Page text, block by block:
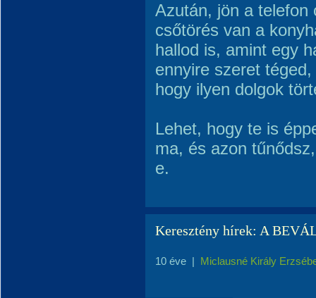
Azután, jön a telefon
csőtörés van a
hallod is, amint egy
ennyire szeret
hogy ilyen dolgok
Lehet, hogy te is
ma, és azon
e.
Keresztény hírek: A
10 éve | Miclausné Király